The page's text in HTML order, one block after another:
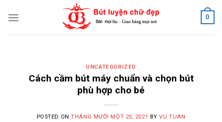
0
UNCATEGORIZED
Cách cầm bút máy chuẩn và chọn bút
phù hợp cho bé
POSTED ONTHÁNG MƯỜI MỘT 25, 2021 BYVU TUAN